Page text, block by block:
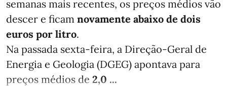
semanas mais recentes, os preços médios vão
descer e ficam novamente abaixo de dois
euros por litro.
Na passada sexta-feira, a Direção-Geral de
Energia e Geologia (DGEG) apontava para
preços médios de 2,0 ...